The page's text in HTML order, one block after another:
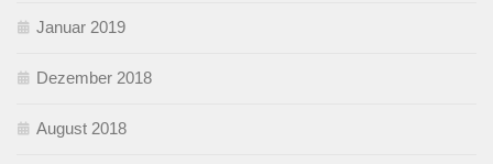
Januar 2019
Dezember 2018
August 2018